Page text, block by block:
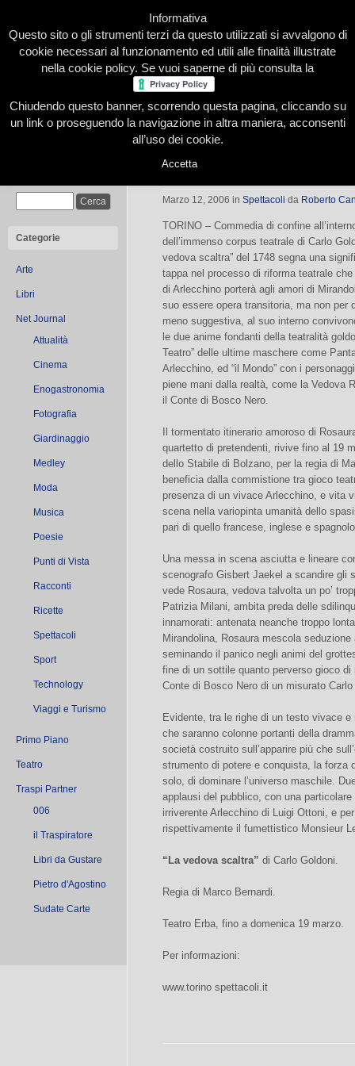
Home Presentazione Redazione Le nostre firme
Categorie
Arte
Libri
Net Journal
Attualità
Cinema
Enogastronomia
Fotografia
Giardinaggio
Medley
Moda
Musica
Poesie
Punti di Vista
Racconti
Ricette
Spettacoli
Sport
Technology
Viaggi e Turismo
Primo Piano
Teatro
Traspi Partner
006
il Traspiratore
Libri da Gustare
Pietro d'Agostino
Sudate Carte
La Vedova Scaltra
Marzo 12, 2006 in Spettacoli da Roberto
TORINO – Commedia di confine
dell’immenso corpus teatrale di Carlo
vedova scaltra” del 1748 segna una
tappa nel processo di riforma teatrale
di Arlecchino porterà agli amori di
suo essere opera transitoria, ma non per
meno suggestiva, al suo interno
le due anime fondanti della teatralità
Teatro” delle ultime maschere come
Arlecchino, ed “il Mondo” con i
piene mani dalla realtà, come la Vedova
il Conte di Bosco Nero.
Il tormentato itinerario amoroso di
quartetto di pretendenti, rivive fino al 19
dello Stabile di Bolzano, per la regia di
beneficia dalla commistione tra gioco
presenza di un vivace Arlecchino, e vita
scena nella variopinta umanità dello
pari di quello francese, inglese e
Una messa in scena asciutta e lineare
scenografo Gisbert Jaekel a scandire gli
vede Rosaura, vedova talvolta un po’
Patrizia Milani, ambita preda delle
innamorati: antenata neanche troppo
Mirandolina, Rosaura mescola
seminando il panico negli animi del
fine di un sottile quanto perverso gioco
Conte di Bosco Nero di un misurato
Evidente, tra le righe di un testo vivace
che saranno colonne portanti della
società costruito sull’apparire più che
strumento di potere e conquista, la forza
solo, di dominare l’universo maschile.
applausi del pubblico, con una
irriverente Arlecchino di Luigi Ottoni, e
rispettivamente il fumettistico Monsieur
“La vedova scaltra” di Carlo Goldoni.
Regia di Marco Bernardi.
Teatro Erba, fino a domenica 19 marzo.
Per informazioni:
www.torino spettacoli.it
Informativa
Questo sito o gli strumenti terzi da questo utilizzati si avvalgono di
cookie necessari al funzionamento ed utili alle finalità illustrate
nella cookie policy. Se vuoi saperne di più consulta la
Chiudendo questo banner, scorrendo questa pagina, cliccando su
un link o proseguendo la navigazione in altra maniera, acconsenti
all’uso dei cookie.
Accetta